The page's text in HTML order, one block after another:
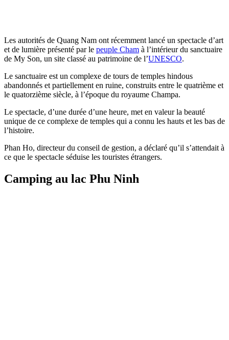
Les autorités de Quang Nam ont récemment lancé un spectacle d’art
et de lumière présenté par le peuple Cham à l’intérieur du sanctuaire
de My Son, un site classé au patrimoine de l’UNESCO.
Le sanctuaire est un complexe de tours de temples hindous
abandonnés et partiellement en ruine, construits entre le quatrième et
le quatorzième siècle, à l’époque du royaume Champa.
Le spectacle, d’une durée d’une heure, met en valeur la beauté
unique de ce complexe de temples qui a connu les hauts et les bas de
l’histoire.
Phan Ho, directeur du conseil de gestion, a déclaré qu’il s’attendait à
ce que le spectacle séduise les touristes étrangers.
Camping au lac Phu Ninh